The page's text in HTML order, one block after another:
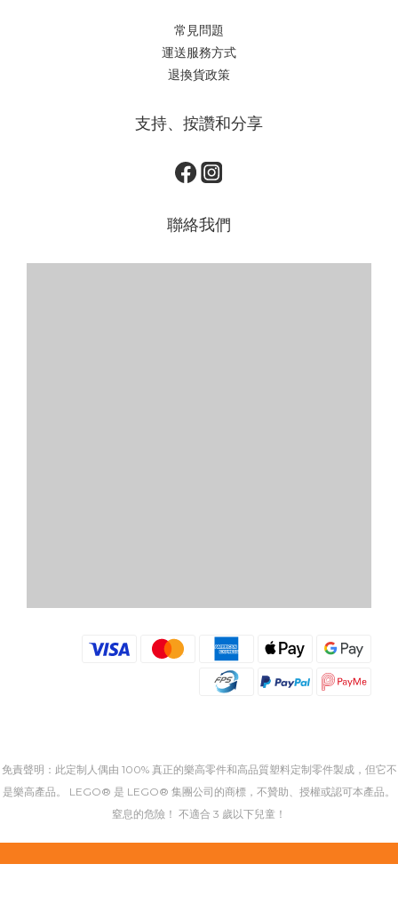
常見問題
運送服務方式
退換貨政策
支持、按讚和分享
聯絡我們
免責聲明：此定制人偶由 100% 真正的樂高零件和高品質塑料定制零件製成，但它不
是樂高產品。 LEGO® 是 LEGO® 集團公司的商標，不贊助、授權或認可本產品。
窒息的危險！ 不適合 3 歲以下兒童！